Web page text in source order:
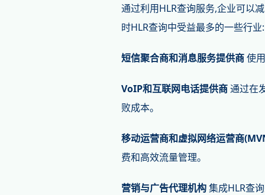
通过利用HLR查询服务,企业可以
时HLR查询中受益最多的一些行业:
短信聚合商和消息服务提供商使
VoIP和互联网电话提供商通过在
败成本。
移动运营商和虚拟网络运营商
费和高效流量管理。
营销与广告代理机构集成HLR查